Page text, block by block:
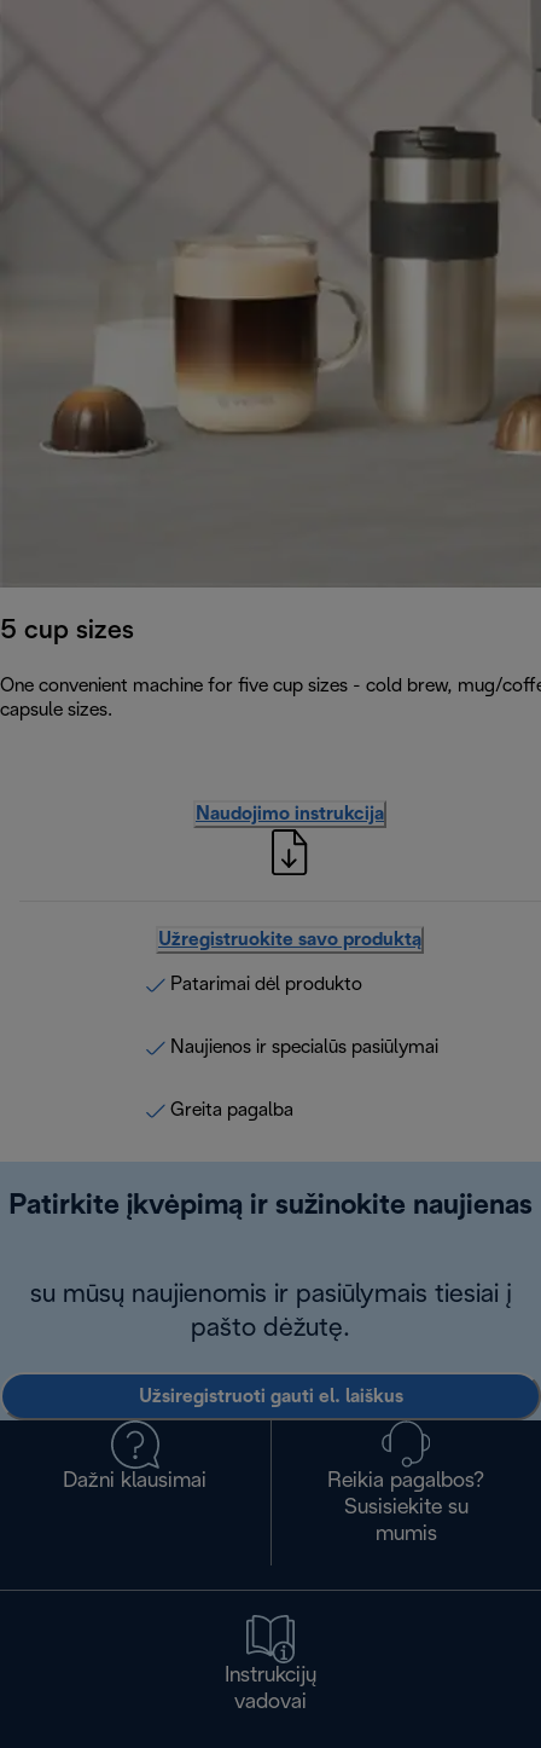
5 cup sizes
One convenient machine for five cup sizes - cold brew, mug/
capsule sizes.
Naudojimo instrukcija
Užregistruokite savo produktą
Patarimai dėl produkto
Naujienos ir specialūs pasiūlymai
Greita pagalba
Patirkite įkvėpimą ir sužinokite naujienas
su mūsų naujienomis ir pasiūlymais tiesiai į
pašto dėžutę.
Užsiregistruoti gauti el. laiškus
Dažni klausimai
Reikia pagalbos?
Susisiekite su
mumis
Instrukcijų
vadovai